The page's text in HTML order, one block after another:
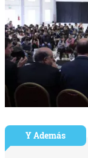
Y Además